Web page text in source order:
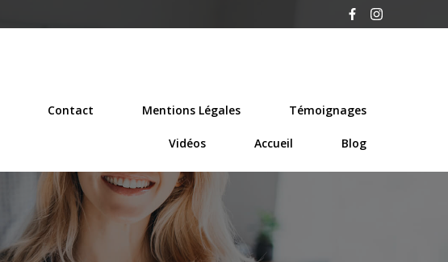
Contact Mentions Légales Témoignages
Vidéos Accueil Blog